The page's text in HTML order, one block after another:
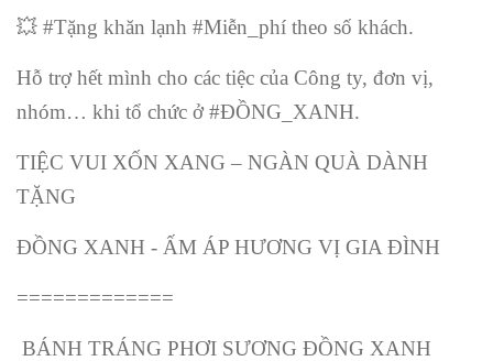
💥 #Tặng khăn lạnh #Miễn_phí theo số khách.
Hỗ trợ hết mình cho các tiệc của Công ty, đơn vị,
nhóm… khi tổ chức ở #ĐỒNG_XANH.
TIỆC VUI XỐN XANG – NGÀN QUÀ DÀNH
TẶNG
ĐỒNG XANH - ẤM ÁP HƯƠNG VỊ GIA ĐÌNH
=============
BÁNH TRÁNG PHƠI SƯƠNG ĐỒNG XANH